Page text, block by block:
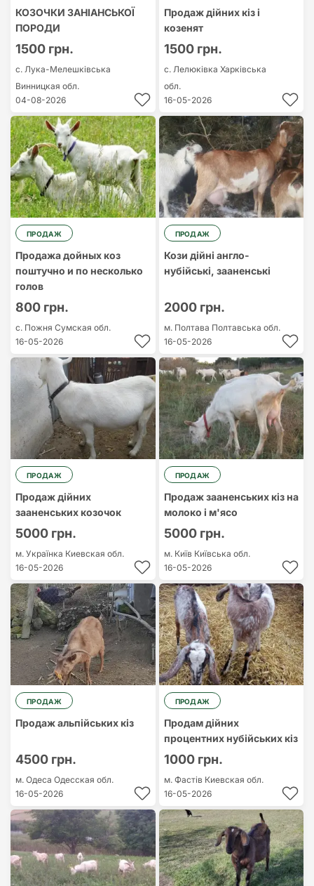
КОЗОЧКИ ЗАНІАНСЬКОЇ
ПОРОДИ
1500 грн.
с. Лука-Мелешківська
Винницкая обл.
04-08-2026
Продаж дійних кіз і
козенят
1500 грн.
с. Лелюківка Харківська
обл.
16-05-2026
ПРОДАЖ
Продажа дойных коз
поштучно и по несколько
голов
800 грн.
с. Пожня Сумская обл.
16-05-2026
ПРОДАЖ
Кози дійні англо-
нубійські, зааненські
2000 грн.
м. Полтава Полтавська обл.
16-05-2026
ПРОДАЖ
Продаж дійних
зааненських козочок
5000 грн.
м. Українка Киевская обл.
16-05-2026
ПРОДАЖ
Продаж зааненських кіз на
молоко і м'ясо
5000 грн.
м. Київ Київська обл.
16-05-2026
ПРОДАЖ
Продаж альпійських кіз
4500 грн.
м. Одеса Одесская обл.
16-05-2026
ПРОДАЖ
Продам дійних
процентних нубійських кіз
1000 грн.
м. Фастів Киевская обл.
16-05-2026